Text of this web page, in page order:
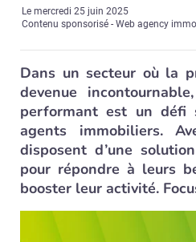
Lemercredi 25 juin 2025
Contenu sponsorisé - Web agency immo
Dans un secteur où la
devenue
performant est un défi
agents immobiliers.
disposent d’une
pour répondre à leurs
booster leur activité.